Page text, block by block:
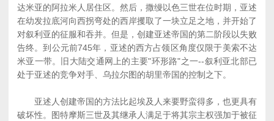
达米亚的阿拉米人居住区。然后，撒缦以色三世在位时期，亚述
在幼发拉底河向西拐弯处的西岸攫取了一块立足之地，并开始了
对叙利亚的征服和吞并。但是，创建亚述帝国的第二阶段以失败
告终。到公元前745年，亚述的西方占领区角度仅限于美索不达
米亚一带。旧大陆交通网上的主要"环形路"之一--叙利亚北部已
处于亚述的竞争对手、乌拉尔图的胡里帝国的控制之下。
亚述人创建帝国的方法比起埃及人来要野蛮得多，也更具有
破坏性。图特摩斯三世及其继承人满足于将其宗主权强加于被征